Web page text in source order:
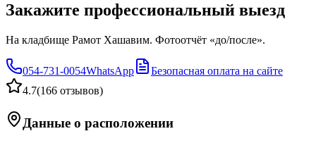
Закажите профессиональный выезд
На кладбище Рамот Хашавим. Фотоотчёт «до/после».
054-731-0054WhatsApp
Безопасная оплата на сайте
4.7(166 отзывов)
Данные о расположении